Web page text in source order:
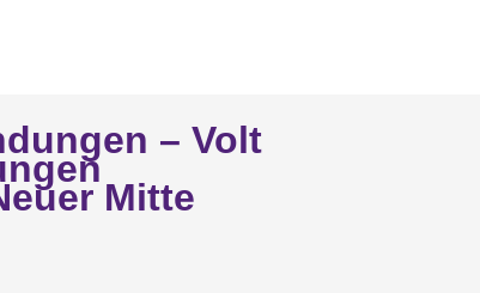
– Volt
Mitte